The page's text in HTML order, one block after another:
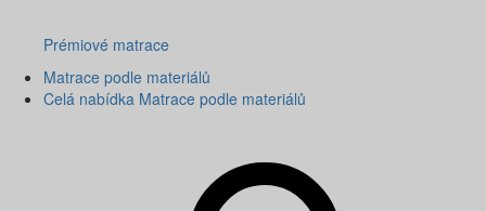
Prémiové matrace
Matrace podle materiálů
Celá nabídka Matrace podle materiálů